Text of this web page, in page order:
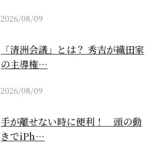
2026/08/09
「清洲会議」とは？ 秀吉が織田家
の主導権…
2026/08/09
手が離せない時に便利！ 頭の動
きでiPh…